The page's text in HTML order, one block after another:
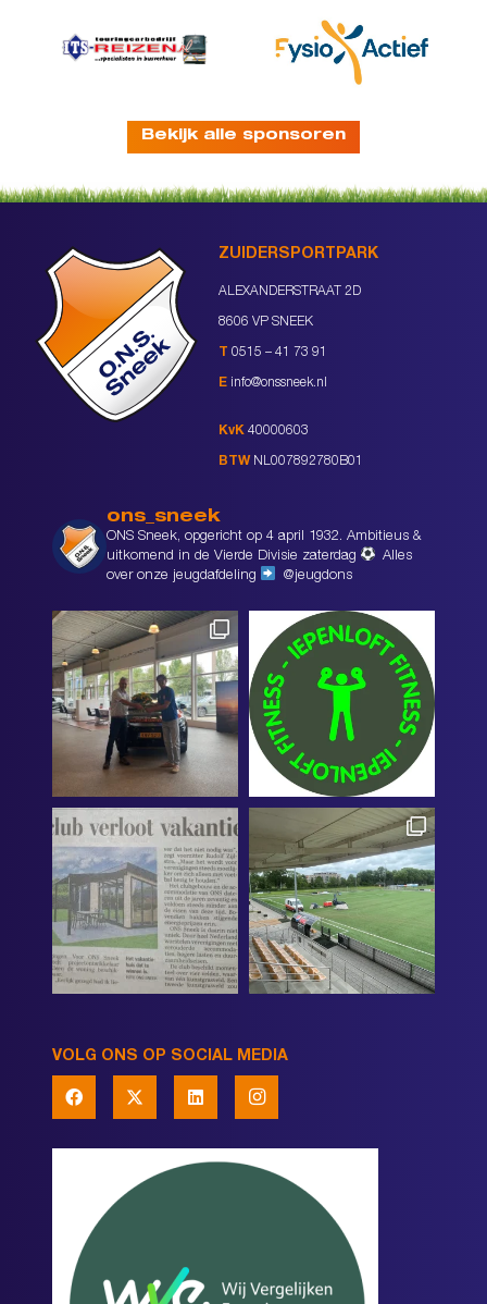
Bekijk alle sponsoren
ZUIDERSPORTPARK
ALEXANDERSTRAAT 2D
8606 VP SNEEK
T 0515 – 41 73 91
E info@onssneek.nl
KvK 40000603
BTW NL007892780B01
ons_sneek
ONS Sneek, opgericht op 4 april 1932. Ambitieus &
uitkomend in de Vierde Divisie zaterdag
Alles
over onze jeugdafdeling
@jeugdons
VOLG ONS OP SOCIAL MEDIA